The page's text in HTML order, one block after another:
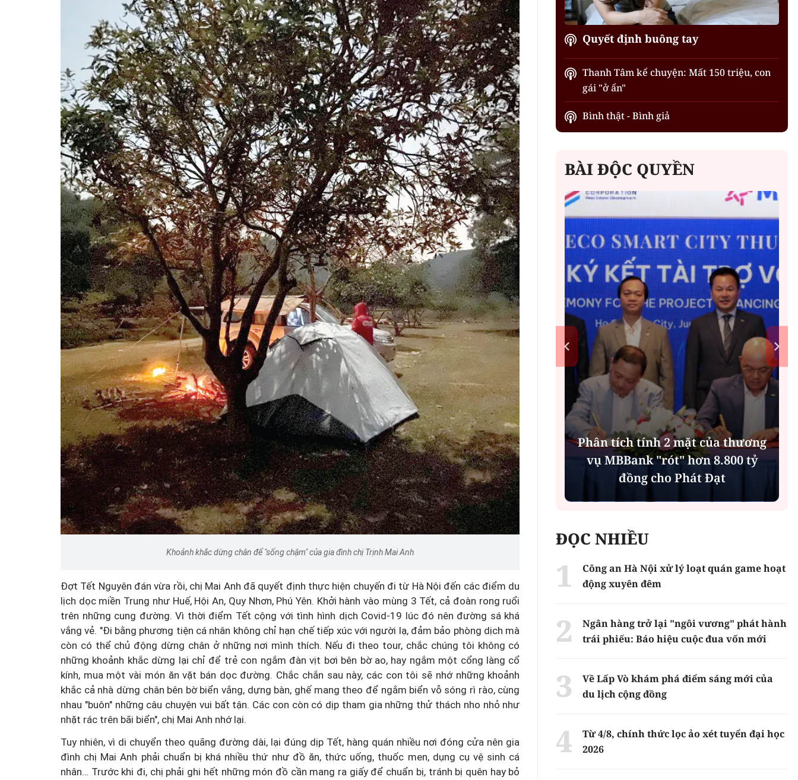
Khoảnh khắc dừng chân để "sống chậm" của gia đình chị Trịnh Mai Anh
Đợt Tết Nguyên đán vừa rồi, chị Mai Anh đã quyết định thực hiện chuyến đi từ Hà Nội đến các điểm du
lịch dọc miền Trung như Huế, Hội An, Quy Nhơn, Phú Yên. Khởi hành vào mùng 3 Tết, cả đoàn rong ruổi
trên những cung đường. Vì thời điểm Tết cộng với tình hình dịch Covid-19 lúc đó nên đường sá khá
vắng vẻ. "Đi bằng phương tiện cá nhân không chỉ hạn chế tiếp xúc với người lạ, đảm bảo phòng dịch mà
còn có thể chủ động dừng chân ở những nơi mình thích. Nếu đi theo tour, chắc chúng tôi không có
những khoảnh khắc dừng lại chỉ để trẻ con ngắm đàn vịt bơi bên bờ ao, hay ngắm một cổng làng cổ
kính, mua một vài món ăn vặt bán dọc đường. Chắc chắn sau này, các con tôi sẽ nhớ những khoảnh
khắc cả nhà dừng chân bên bờ biển vắng, dựng bàn, ghế mang theo để ngắm biển vỗ sóng rì rào, cùng
nhau "buôn" những câu chuyện vui bất tận. Các con còn có dịp tham gia những thử thách nho nhỏ như
nhặt rác trên bãi biển", chị Mai Anh nhớ lại.
Tuy nhiên, vì di chuyển theo quãng đường dài, lại đúng dịp Tết, hàng quán nhiều nơi đóng cửa nên gia
đình chị Mai Anh phải chuẩn bị khá nhiều thứ như đồ ăn, thức uống, thuốc men, dụng cụ vệ sinh cá
nhân… Trước khi đi, chị phải ghi hết những món đồ cần mang ra giấy để chuẩn bị, tránh bị quên hay bỏ
Quyết định buông tay
Thanh Tâm kể chuyện: Mất 150 triệu, con
gái "ở ẩn"
Bình thật - Bình giả
BÀI ĐỘC QUYỀN
Công an Hà Nội xử lý loạt quán
game hoạt động xuyên đêm
Diễn đàn tháng 8: Ca sĩ Duyên
Quỳnh càng trân trọng thời gian
bên cha sau biến cố của gia đình
Phân tích tính 2 mặt của thương
vụ MBBank "rót" hơn 8.800 tỷ
đồng cho Phát Đạt
ĐỌC NHIỀU
Công an Hà Nội xử lý loạt quán game hoạt
động xuyên đêm
Ngân hàng trở lại "ngôi vương" phát hành
trái phiếu: Báo hiệu cuộc đua vốn mới
Về Lấp Vò khám phá điểm sáng mới của
du lịch cộng đồng
Từ 4/8, chính thức lọc ảo xét tuyển đại học
2026